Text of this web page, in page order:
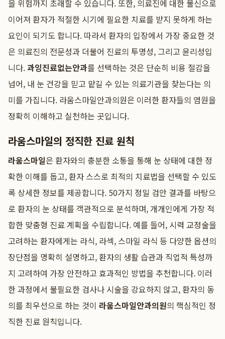
을 위험까지 초래할 수 있습니다. 또한, 의료진에 대한 불신으로
이어져 환자가 적절한 시기에 필요한 치료를 받지 못하게 하는
요인이 되기도 합니다. 따라서 환자의 입장에서 가장 중요한 것
은 의료진의 전문성과 더불어 진료의 투명성, 그리고 윤리성입
니다.과잉진료없는안과를 선택하는 것은 단순히 비용 절감을
넘어, 내 눈 건강을 믿고 맡길 수 있는 의료기관을 찾는다는 의
미를 가집니다. 라움스마일안과의원은 이러한 환자들의 염원을
정확히 이해하고 실천하는 곳입니다.
라움스마일의 정직한 진료 원칙
라움스마일은 환자와의 충분한 소통을 통해 눈 상태에 대한 정
확한 이해를 돕고, 환자 스스로 최적의 치료법을 선택할 수 있도
록 상세한 정보를 제공합니다. 50가지 정밀 검안 결과를 바탕으
로 환자의 눈 상태를 객관적으로 분석하며, 개개인에게 가장 적
합한 맞춤형 진료 계획을 수립합니다. 예를 들어, 시력 교정술을
고려하는 환자에게는 라식, 라섹, 스마일 라식 등 다양한 옵션의
장단점을 명확히 설명하고, 환자의 생활 습관과 직업적 특성까
지 고려하여 가장 안전하고 효과적인 방법을 추천합니다. 이러
한 과정에서 불필요한 검사나 시술을 강요하지 않고, 환자의 동
의를 최우선으로 하는 것이 라움스마일안과의원의 핵심적인 정
직한 진료 원칙입니다.